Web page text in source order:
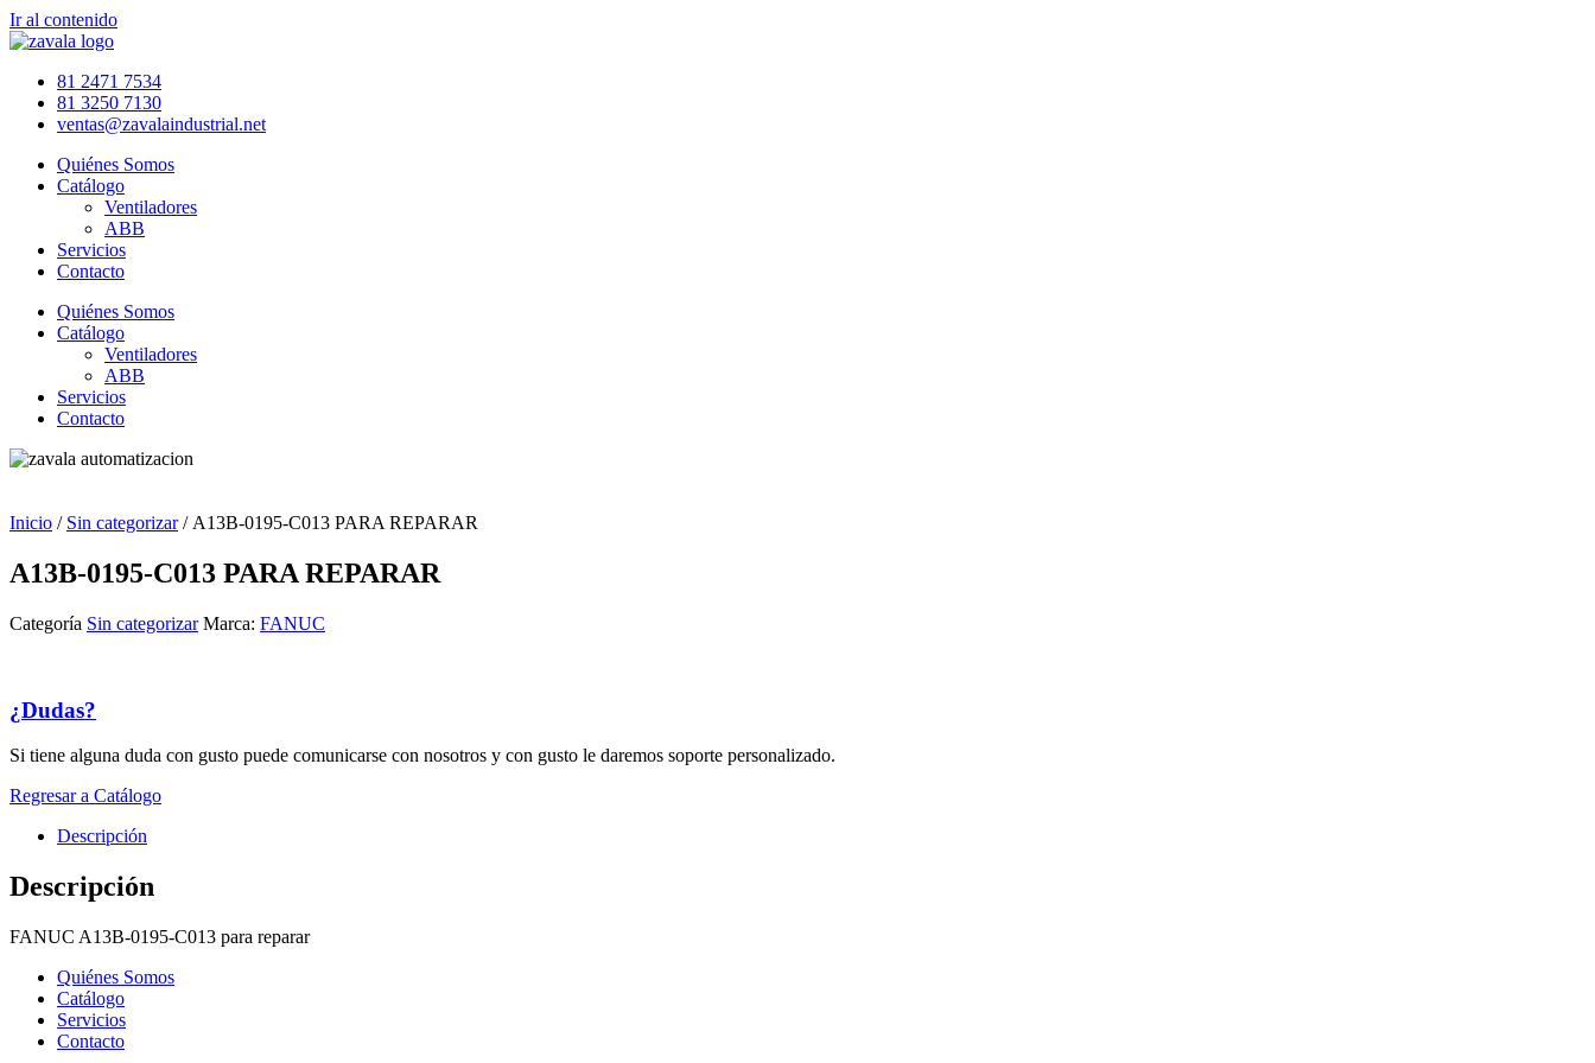
Ir al contenido
81 2471 7534
81 3250 7130
ventas@zavalaindustrial.net
Quiénes Somos
Catálogo
Ventiladores
ABB
Servicios
Contacto
Quiénes Somos
Catálogo
Ventiladores
ABB
Servicios
Contacto
Inicio / Sin categorizar/ A13B-0195-C013 PARA REPARAR
A13B-0195-C013 PARA REPARAR
Categoría Sin categorizar Marca: FANUC
¿Dudas?
Si tiene alguna duda con gusto puede comunicarse con nosotros y con gusto le daremos soporte personalizado.
Regresar a Catálogo
Descripción
Descripción
FANUC A13B-0195-C013 para reparar
Quiénes Somos
Catálogo
Servicios
Contacto